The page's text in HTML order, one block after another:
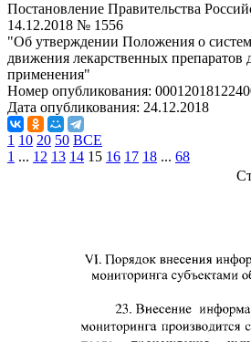
Постановление Правительства
14.12.2018 № 1556
"Об утверждении Положения о
движения лекарственных препаратов
применения"
Номер опубликования:
Дата опубликования: 24.12.2018
1 10 20 50 ВСЕ
1 ... 12 13 14 15 16 17 18 ... 68